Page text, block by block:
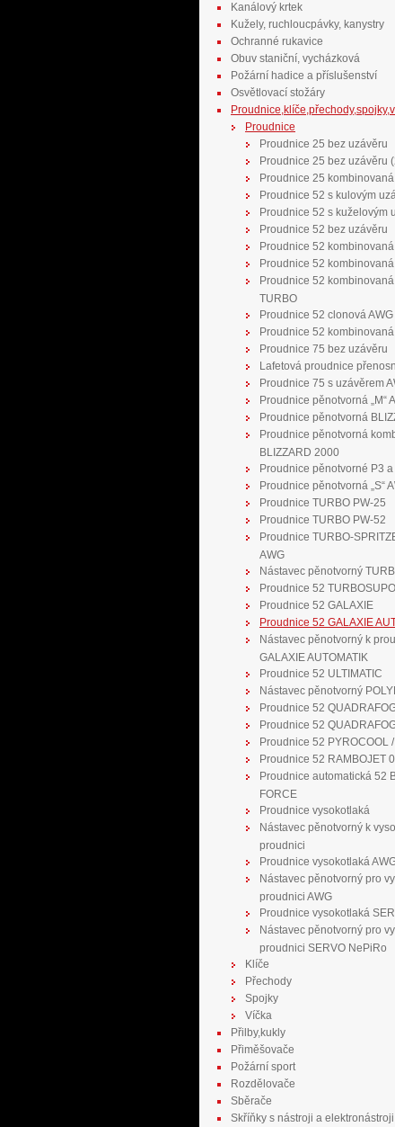
Kanálový krtek
Kužely, ruchloucpávky, kanystry
Ochranné rukavice
Obuv staniční, vycházková
Požární hadice a příslušenství
Osvětlovací stožáry
Proudnice
Proudnice 25 bez uzávěru
Proudnice 25 bez uzávěru
Proudnice 25 kombinovaná
Proudnice 52 s kulovým
Proudnice 52 s kuželovým
Proudnice 52 bez uzávěru
Proudnice 52 kombinovaná
Proudnice 52 kombinovaná
Proudnice 52
TURBO
Proudnice 52 clonová AWG
Proudnice 52
Proudnice 75 bez uzávěru
Lafetová proudnice
Proudnice 75 s uzávěrem
Proudnice pěnotvorná „M“
Proudnice pěnotvorná
Proudnice pěnotvorná
BLIZZARD 2000
Proudnice pěnotvorné P3 a
Proudnice pěnotvorná „S“
Proudnice TURBO PW-25
Proudnice TURBO PW-52
Proudnice TURBO-
AWG
Nástavec pěnotvorný
Proudnice 52
Proudnice 52 GALAXIE
Proudnice 52 GALAXIE
Nástavec pěnotvorný k
GALAXIE AUTOMATIK
Proudnice 52 ULTIMATIC
Nástavec pěnotvorný
Proudnice 52
Proudnice 52
Proudnice 52 PYROCOOL
Proudnice 52 RAMBOJET
Proudnice automatická 52
FORCE
Proudnice vysokotlaká
Nástavec pěnotvorný k
proudnici
Proudnice vysokotlaká
Nástavec pěnotvorný pro
proudnici AWG
Proudnice vysokotlaká
Nástavec pěnotvorný pro
proudnici SERVO NePiRo
Klíče
Přechody
Spojky
Víčka
Přilby,kukly
Přiměšovače
Požární sport
Rozdělovače
Sběrače
Skříňky s nástroji a elektronástroji